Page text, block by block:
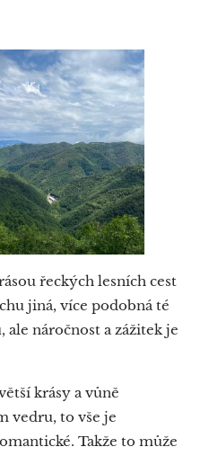
řeckých lesních cest
jiná, více podobná té
ale náročnost a zážitek je
krásy a vůně
vedru, to vše je
Takže to může